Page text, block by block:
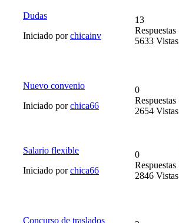
Dudas
Iniciado porchicainv
13
Respuestas
5633 Vistas
Nuevo convenio
Iniciado porchica66
0
Respuestas
2654 Vistas
Salario flexible
Iniciado porchica66
0
Respuestas
2846 Vistas
Concurso de traslados